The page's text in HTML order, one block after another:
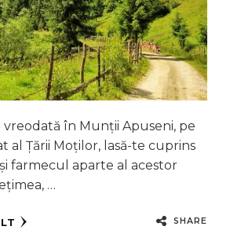
vreodată în Munții Apuseni, pe
al Țării Moților, lasă-te cuprins
farmecul aparte al acestor
…
SHARE